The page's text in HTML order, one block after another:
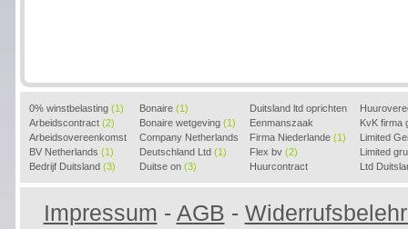
0% winstbelasting (1)
Arbeidscontract (2)
Arbeidsovereenkomst
(2)
BV Netherlands (1)
Bedrijf Duitsland (3)
Bonaire (1)
Bonaire wetgeving (1)
Company Netherlands
(1)
Deutschland Ltd (1)
Duitse on (3)
Duitsland ltd oprichten
(2)
Eenmanszaak
beginnen(1)
Firma Niederlande (1)
Flex bv (2)
Huurcontract
voorbeeld(3)
KvK firma
Limited
Limited
Ltd
Impressum - AGB -